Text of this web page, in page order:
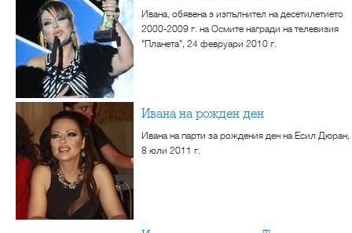
Ивана, обявена з изпълнител на десетилетието
2000-2009 г. на Осмите награди на телевизия
"Планета", 24 февруари 2010 г.
Ивана на рожден ден
Ивана на парти за рождения ден на Есил Дюран,
8 юли 2011 г.